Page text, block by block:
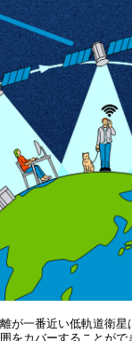
が一番近い低軌道衛
をカバーすることがで